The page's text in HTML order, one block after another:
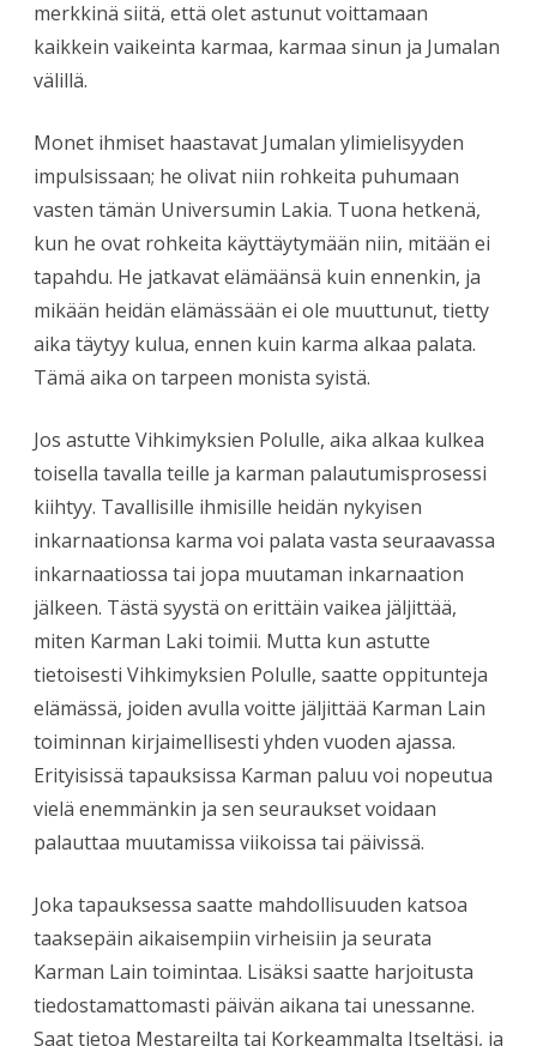
merkkinä siitä, että olet astunut voittamaan
kaikkein vaikeinta karmaa, karmaa sinun ja Jumalan
välillä.
Monet ihmiset haastavat Jumalan ylimielisyyden
impulsissaan; he olivat niin rohkeita puhumaan
vasten tämän Universumin Lakia. Tuona hetkenä,
kun he ovat rohkeita käyttäytymään niin, mitään ei
tapahdu. He jatkavat elämäänsä kuin ennenkin, ja
mikään heidän elämässään ei ole muuttunut, tietty
aika täytyy kulua, ennen kuin karma alkaa palata.
Tämä aika on tarpeen monista syistä.
Jos astutte Vihkimyksien Polulle, aika alkaa kulkea
toisella tavalla teille ja karman palautumisprosessi
kiihtyy. Tavallisille ihmisille heidän nykyisen
inkarnaationsa karma voi palata vasta seuraavassa
inkarnaatiossa tai jopa muutaman inkarnaation
jälkeen. Tästä syystä on erittäin vaikea jäljittää,
miten Karman Laki toimii. Mutta kun astutte
tietoisesti Vihkimyksien Polulle, saatte oppitunteja
elämässä, joiden avulla voitte jäljittää Karman Lain
toiminnan kirjaimellisesti yhden vuoden ajassa.
Erityisissä tapauksissa Karman paluu voi nopeutua
vielä enemmänkin ja sen seuraukset voidaan
palauttaa muutamissa viikoissa tai päivissä.
Joka tapauksessa saatte mahdollisuuden katsoa
taaksepäin aikaisempiin virheisiin ja seurata
Karman Lain toimintaa. Lisäksi saatte harjoitusta
tiedostamattomasti päivän aikana tai unessanne.
Saat tietoa Mestareilta tai Korkeammalta Itseltäsi, ja